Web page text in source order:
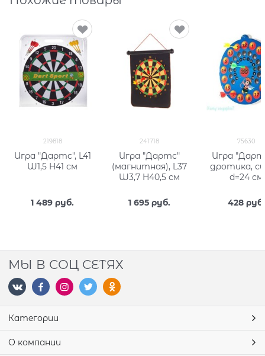
219818
Игра "Дартс", L41
W1,5 H41 см
1 489 руб.
241718
Игра "Дартс"
(магнитная), L37
W3,7 H40,5 см
1 695 руб.
75630
Игра
дротика,
d=24 см
428 руб.
МЫ В СОЦ СЕТЯХ
Категории
О компании